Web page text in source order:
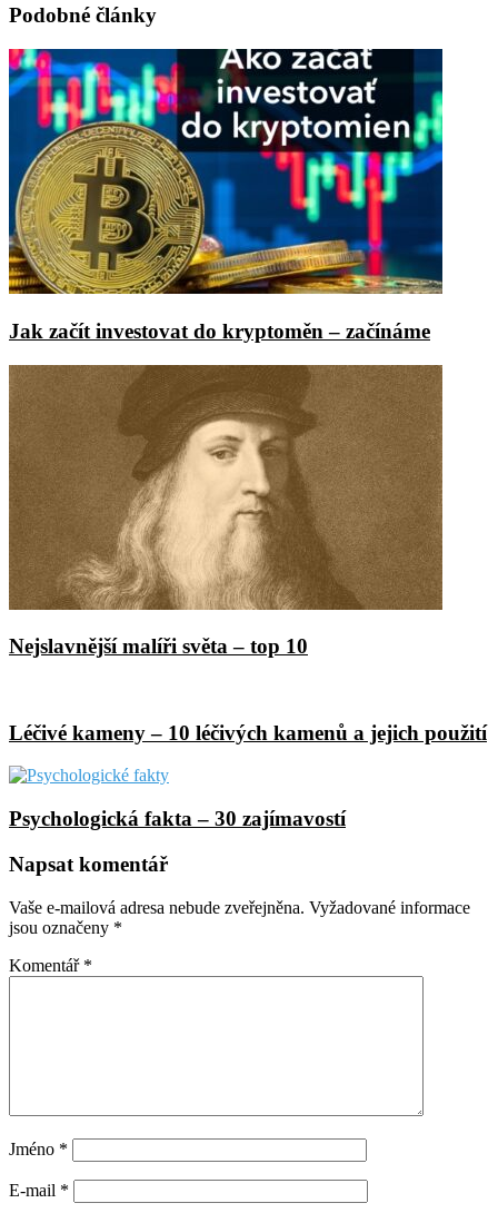
Email
Podobné články
Jak začít investovat do kryptoměn – začínáme
Nejslavnější malíři světa – top 10
Léčivé kameny – 10 léčivých kamenů a jejich použití
Psychologická fakta – 30 zajímavostí
Napsat komentář
Vaše e-mailová adresa nebude zveřejněna. Vyžadované informace
jsou označeny *
Komentář *
Jméno *
E-mail *